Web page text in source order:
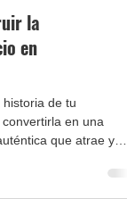
la
en
de tu
que atrae y